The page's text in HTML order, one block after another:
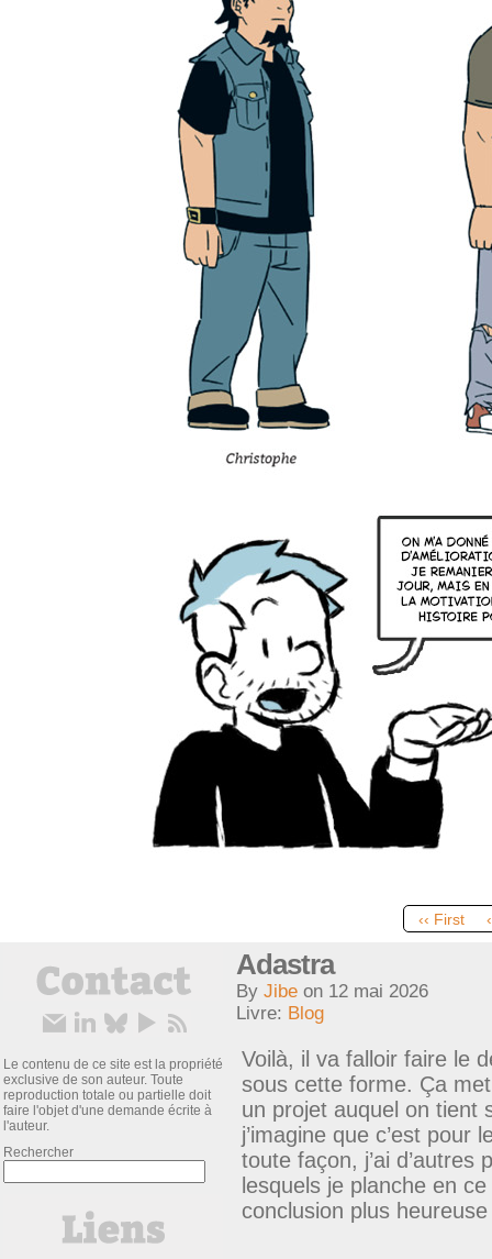
‹‹ First
Le contenu de ce site est la propriété
exclusive de son auteur. Toute
reproduction totale ou partielle doit
faire l'objet d'une demande écrite à
l'auteur.
Rechercher
Adastra
By Jibe on 12 mai 2026
Livre: Blog
Voilà, il va falloir faire le
sous cette forme. Ça
un projet auquel on tient
j’imagine que c’est pour
toute façon, j’ai
lesquels je planche en
conclusion plus